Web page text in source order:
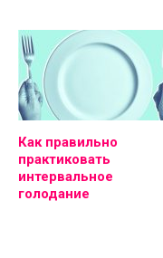
Как правильно
практиковать
интервальное
голодание